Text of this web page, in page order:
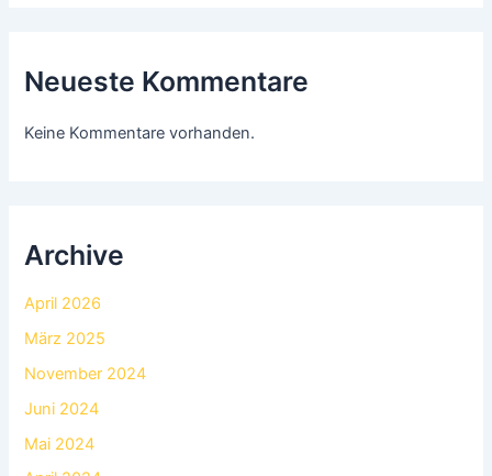
Neueste Kommentare
Keine Kommentare vorhanden.
Archive
April 2026
März 2025
November 2024
Juni 2024
Mai 2024